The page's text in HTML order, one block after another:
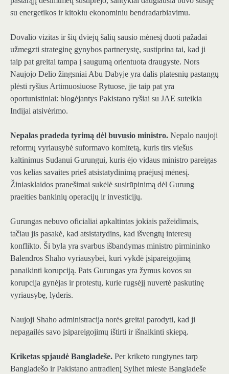
su energetikos ir kitokiu ekonominiu bendradarbiavimu.
Dovalio vizitas ir šių dviejų šalių sausio mėnesį duoti pažadai
užmegzti strateginę gynybos partnerystę, sustiprina tai, kad ji
taip pat greitai tampa į saugumą orientuota draugyste. Nors
Naujojo Delio žingsniai Abu Dabyje yra dalis platesnių pastangų
plėsti ryšius Artimuosiuose Rytuose, jie taip pat yra
oportunistiniai: blogėjantys Pakistano ryšiai su JAE suteikia
Indijai atsivėrimo.
Nepalas pradeda tyrimą dėl buvusio ministro. Nepalo naujoji
reformų vyriausybė suformavo komitetą, kuris tirs viešus
kaltinimus Sudanui Gurungui, kuris ėjo vidaus ministro pareigas
vos kelias savaites prieš atsistatydinimą praėjusį mėnesį.
Žiniasklaidos pranešimai sukėlė susirūpinimą dėl Gurung
praeities bankinių operacijų ir investicijų.
Gurungas nebuvo oficialiai apkaltintas jokiais pažeidimais,
tačiau jis pasakė, kad atsistatydins, kad išvengtų interesų
konflikto. Ši byla yra svarbus išbandymas ministro pirmininko
Balendros Shaho vyriausybei, kuri vykdė įsipareigojimą
panaikinti korupciją. Pats Gurungas yra žymus kovos su
korupcija gynėjas ir protestų, kurie rugsėjį nuvertė paskutinę
vyriausybę, lyderis.
Naujoji Shaho administracija norės greitai parodyti, kad ji
nepagailės savo įsipareigojimų ištirti ir išnaikinti skiepą.
Kriketas spjaudė Bangladeše. Per kriketo rungtynes ​​tarp
Bangladešo ir Pakistano antradienį Sylhet mieste Bangladeše